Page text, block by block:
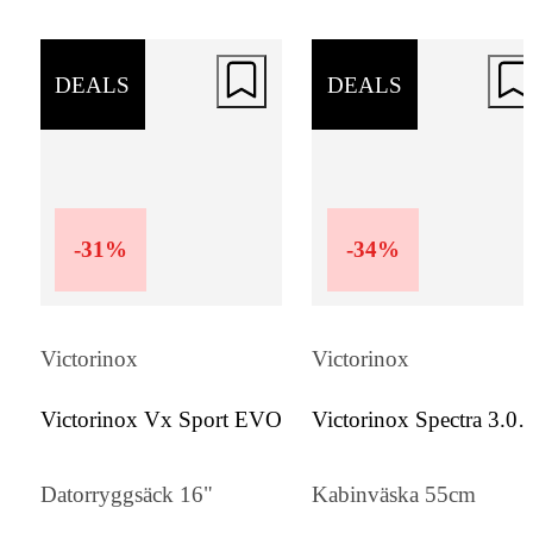
DEALS
-31 %
Victorinox
Victorinox Vx Sport EVO
Datorryggsäck 16"
DEALS
-34%
Victorinox
Victorinox Spectra 3.0
Kabinväska 55cm